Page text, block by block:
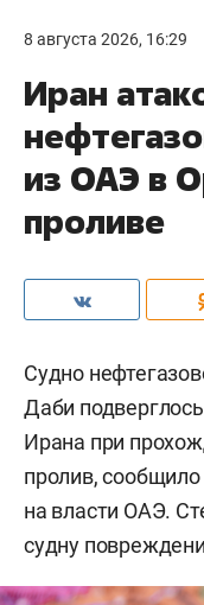
8 августа 2026, 16:29
Иран
из ОАЭ в
проливе
Судно
Даби
Ирана при
пролив, сообщило
на власти ОАЭ.
судну